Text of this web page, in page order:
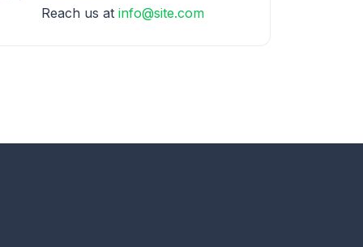
Reach us at info@site.com